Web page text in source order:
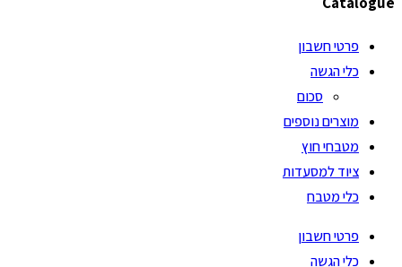
פרטי חשבון
כלי הגשה
סכום
מוצרים נוספים
מטבחי חוץ
ציוד למסעדות
כלי מטבח
פרטי חשבון
כלי הגשה